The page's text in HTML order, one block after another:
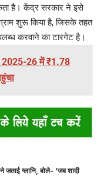
है। केंद्र सरकार ने इसे
शुरू किया है, जिसके तहत
करवाने का टारगेट है।
2025-26 में ₹1.78
जताई ग्लानि, बोले- ‘जब शादी